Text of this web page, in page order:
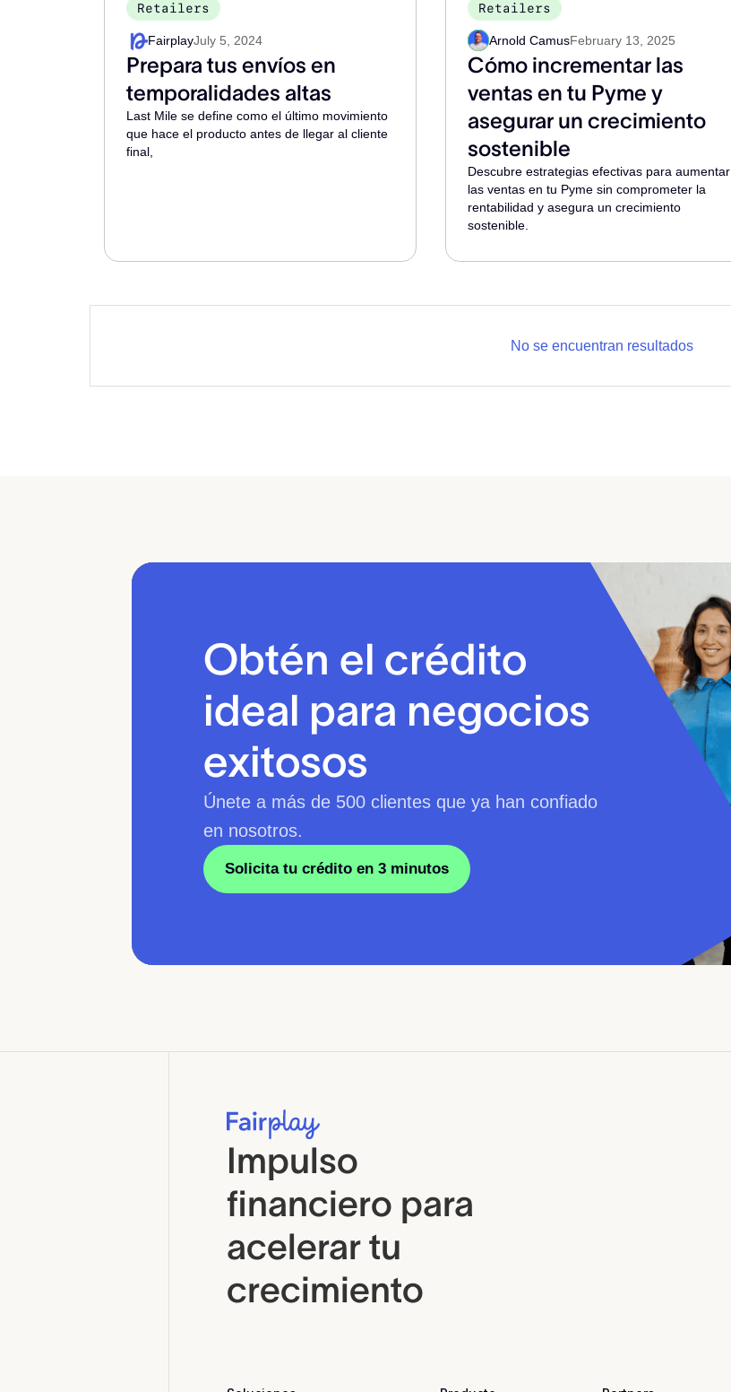
Retailers
FairplayJuly 5, 2024
Prepara tus envíos en
temporalidades altas
Last Mile se define como el último movimiento
que hace el producto antes de llegar al cliente
final,
Retailers
Arnold CamusFebruary 13, 2025
Cómo incrementar las
ventas en tu Pyme y
asegurar un crecimiento
sostenible
Descubre estrategias efectivas para aumentar
las ventas en tu Pyme sin comprometer la
rentabilidad y asegura un crecimiento
sostenible.
No se encuentran resultados
Obtén el crédito
ideal para negocios
exitosos
Únete a más de 500 clientes que ya han confiado
en nosotros.
Solicita tu crédito en 3 minutos
Impulso
financiero para
acelerar tu
crecimiento